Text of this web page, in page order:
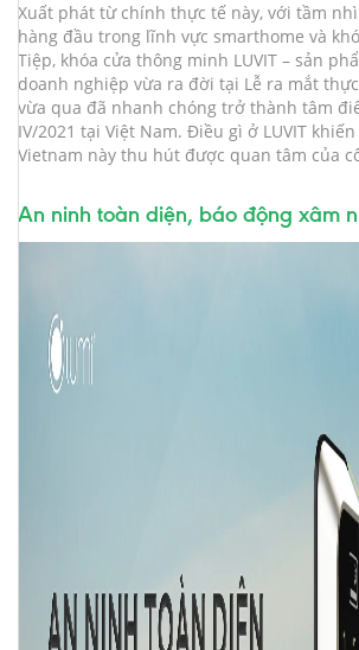
Xuất phát từ chính thực tế này, với tầm
hàng đầu trong lĩnh vực smarthome và
Tiệp, khóa cửa thông minh LUVIT – sản
doanh nghiệp vừa ra đời tại Lễ ra mắt
vừa qua đã nhanh chóng trở thành tâm
IV/2021 tại Việt Nam. Điều gì ở LUVIT
Vietnam này thu hút được quan tâm của
An ninh toàn diện, báo động xâm